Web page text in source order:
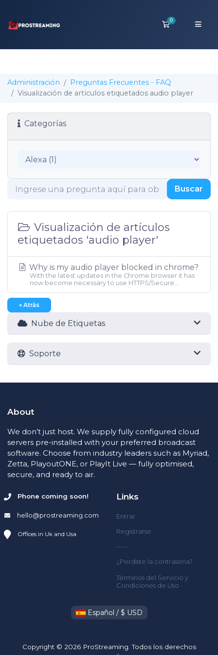
0
Carro de
Administración
Preguntas Frecuentes - FAQ
Visualización de artículos etiquetados audio player
Categorías
Buscar
Visualización de artículos
etiquetados 'audio player'
Why is my audio player blocked in chrome?
With the latest updates in the Chrome browser it has
now become necessary to use HTTPS/Secure...
« Atrás
Nube de Etiquetas
Soporte
About
We don’t just host. We supply fully configured cloud
servers pre-installed with your preferred broadcast
software. Choose from industry leaders such as Myriad,
Zetta, PlayoutONE, or PlayIt Live — fully optimised,
secure, and ready to air.
Phone coming soon!
hello@prostreaming.com
Offices in Uk and Usa
Links
Entrar
Registrarse
-----
¿Perdiste la contraseña?
Términos del Servicio y
Condiciones de Uso
Español / $ USD
Copyright © 2026 ProStreaming. Todos los derechos